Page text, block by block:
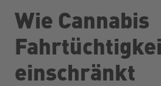
Wie Cannabis
einschränkt